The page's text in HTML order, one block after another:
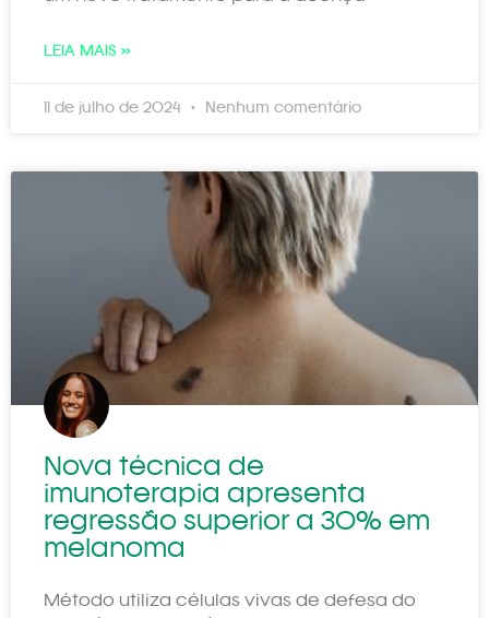
LEIA MAIS »
11 de julho de 2024 Nenhum comentário
Nova técnica de
imunoterapia apresenta
regressão superior a 30% em
melanoma
Método utiliza células vivas de defesa do